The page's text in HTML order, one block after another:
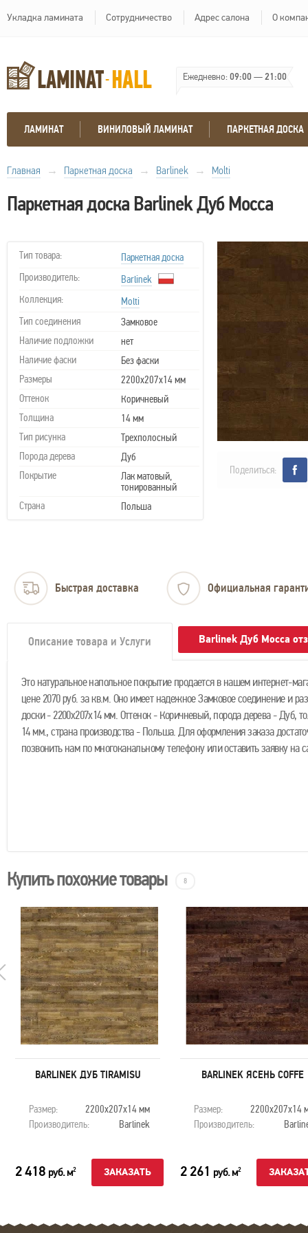
Укладка ламината Сотрудничество Адрес салона О
Ежедневно:09:00—21:00
ЛАМИНАТ ВИНИЛОВЫЙ ЛАМИНАТ ПАРКЕТНАЯ ДОСКА
Главная → Паркетная доска → Barlinek → Molti
Паркетная доска Barlinek Дуб Mocca
Тип товара:
Паркетная доска
Производитель:
Barlinek
Коллекция:
Molti
Тип соединения
Замковое
Наличие подложки
нет
Наличие фаски
Без фаски
Размеры
2200х207х14 мм
Оттенок
Коричневый
Толщина
14 мм
Тип рисунка
Трехполосный
Порода дерева
Дуб
Покрытие
Лак матовый,
тонированный
Страна
Польша
Поделиться:
Быстрая доставка Официальная
Описание товара и Услуги Barlinek Дуб Mocca
Это натуральное напольное покрытие продается в нашем интернет-
цене 2070 руб. за кв.м. Оно имеет надежное Замковое соединение и
доски - 2200х207х14 мм. Оттенок - Коричневый, порода дерева - Дуб,
14 мм., страна производства - Польша. Для оформления заказа
позвонить нам по многоканальному телефону или оставить заявку на
Купить похожие товары 8
BARLINEK ДУБ TIRAMISU
Размер:
2200х207х14 мм
Производитель:
Barlinek
2 418 руб. м2 ЗАКАЗАТЬ
BARLINEK ЯСЕНЬ COFFE
Размер:
2200х207х14
Производитель:
2 261 руб. м2